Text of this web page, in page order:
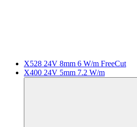
X528 24V 8mm 6 W/m FreeCut
X400 24V 5mm 7.2 W/m